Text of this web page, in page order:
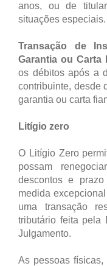
anos, ou de
situações especiais.
Transação de
Garantia ou Carta
os débitos após a
contribuinte, desde
garantia ou carta
Litígio zero
O Litígio Zero
possam
descontos e
medida
uma transação
tributário feita pela
Julgamento.
As pessoas físicas,